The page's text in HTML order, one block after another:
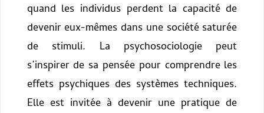
quand les individus perdent la capacité de
devenir eux-mêmes dans une société saturée
de stimuli. La psychosociologie peut
s’inspirer de sa pensée pour comprendre les
effets psychiques des systèmes techniques.
Elle est invitée à devenir une pratique de